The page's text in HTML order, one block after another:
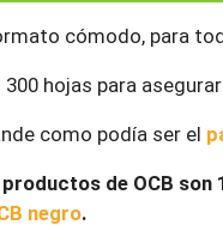
cómodo, para
hojas para
como podía ser el
productos de OCB son
negro.